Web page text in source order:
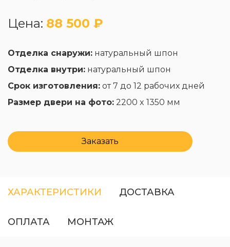
Цена: 88 500 ₽
Отделка снаружи: натуральный шпон
Отделка внутри: натуральный шпон
Срок изготовления: от 7 до 12 рабочих дней
Размер двери на фото: 2200 x 1350 мм
Заказать
ХАРАКТЕРИСТИКИ ДОСТАВКА
ОПЛАТА МОНТАЖ